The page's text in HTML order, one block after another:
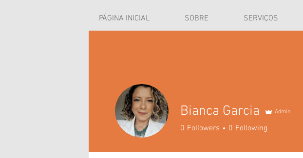
PÁGINA INICIAL SOBRE SERVIÇOS
Bianca Garcia Admin
0 Followers 0 Following